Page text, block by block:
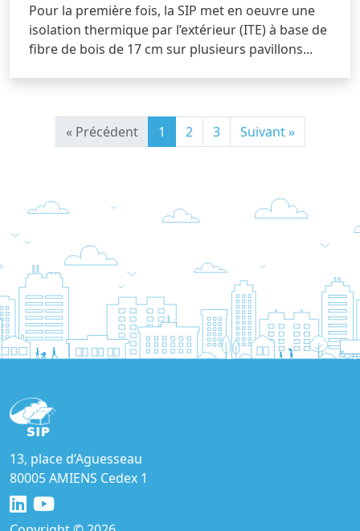
Pour la première fois, la SIP met en oeuvre une
isolation thermique par l’extérieur (ITE) à base de
fibre de bois de 17 cm sur plusieurs pavillons...
« Précédent 1 2 3 Suivant »
13, place d’Aguesseau
80005 AMIENS Cedex 1